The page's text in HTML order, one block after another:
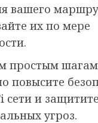
вашего
их по мере
простым
повысите
сети и
угроз.